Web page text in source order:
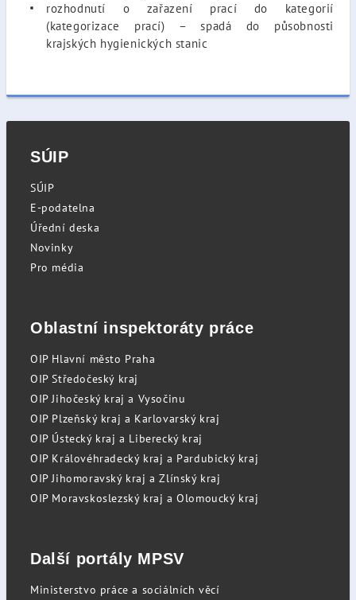
rozhodnutí o zařazení prací do kategorií
(kategorizace prací) – spadá do působnosti
krajských hygienických stanic
SÚIP
SÚIP
E-podatelna
Úřední deska
Novinky
Pro média
Oblastní inspektoráty práce
OIP Hlavní město Praha
OIP Středočeský kraj
OIP Jihočeský kraj a Vysočinu
OIP Plzeňský kraj a Karlovarský kraj
OIP Ústecký kraj a Liberecký kraj
OIP Královéhradecký kraj a Pardubický kraj
OIP Jihomoravský kraj a Zlínský kraj
OIP Moravskoslezský kraj a Olomoucký kraj
Další portály MPSV
Ministerstvo práce a sociálních věcí